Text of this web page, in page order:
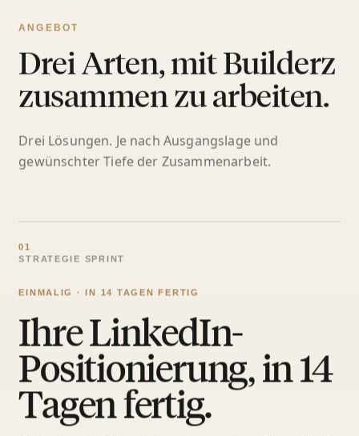
ANGEBOT
Drei Arten, mit Builderz
zusammen zu arbeiten.
Drei Lösungen. Je nach Ausgangslage und
gewünschter Tiefe der Zusammenarbeit.
01
STRATEGIE SPRINT
EINMALIG · IN 14 TAGEN FERTIG
Ihre LinkedIn-
Positionierung, in 14
Tagen fertig.